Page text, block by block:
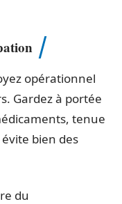
opérationnel
Gardez à portée
tenue
bien des
du